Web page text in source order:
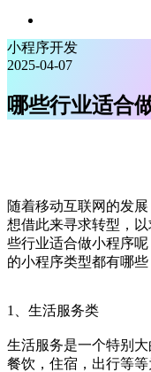
小程序开发
2025-04-07
哪些行业适合
随着移动互联网的发
想借此来寻求转型，
些行业适合做小程序
的小程序类型都有哪
1、生活服务类
生活服务是一个特别
餐饮，住宿，出行等